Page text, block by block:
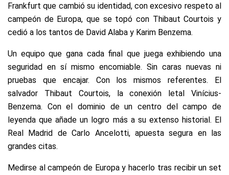
Frankfurt que cambió su identidad, con excesivo respeto al
campeón de Europa, que se topó con Thibaut Courtois y
cedió a los tantos de David Alaba y Karim Benzema.
Un equipo que gana cada final que juega exhibiendo una
seguridad en sí mismo encomiable. Sin caras nuevas ni
pruebas que encajar. Con los mismos referentes. El
salvador Thibaut Courtois, la conexión letal Vinícius-
Benzema. Con el dominio de un centro del campo de
leyenda que añade un logro más a su extenso historial. El
Real Madrid de Carlo Ancelotti, apuesta segura en las
grandes citas.
Medirse al campeón de Europa y hacerlo tras recibir un set